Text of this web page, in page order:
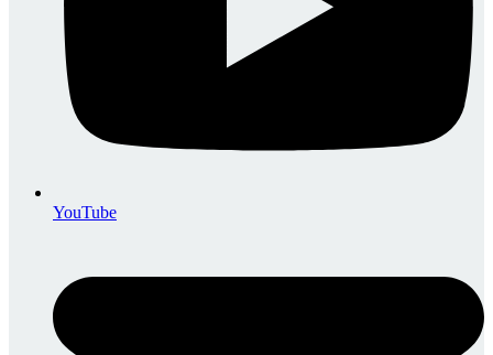
YouTube